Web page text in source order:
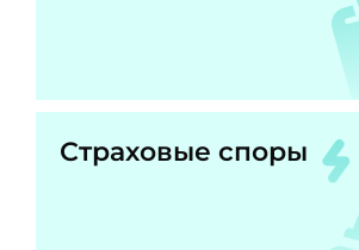
Страховые споры